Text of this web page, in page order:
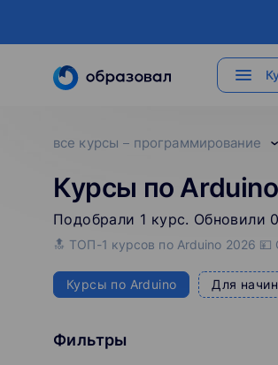
все курсы программирование
Курсы по Arduino
Подобрали 1 курс. Обновили
🔝 ТОП-1 курсов по Arduino 2026
Курсы по Arduino Для
Фильтры